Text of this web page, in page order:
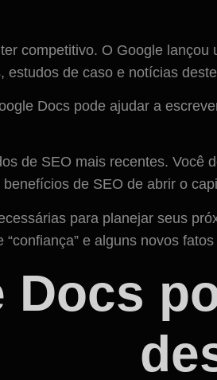
competitivo. O Google
estudos de caso e notícias
Docs pode ajudar a
de SEO mais recentes.
de SEO de abrir o
para planejar seus
e alguns novos
Docs